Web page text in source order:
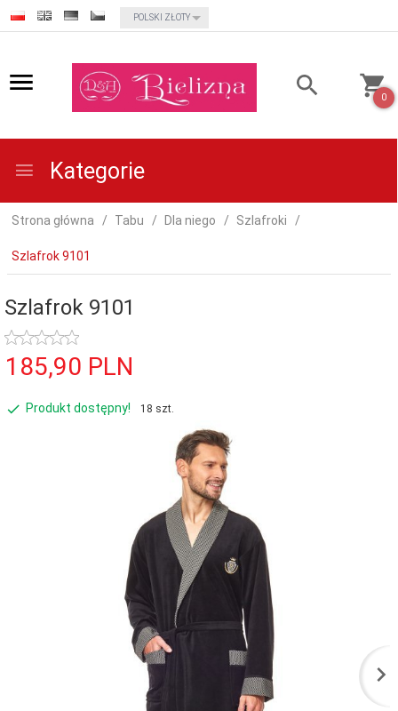
currency_h
POLSKI ZŁOTY
0
Kategorie
Strona główna Tabu Dla niego Szlafroki
Szlafrok 9101
Szlafrok 9101
185,90 PLN
Produkt dostępny! 18 szt.